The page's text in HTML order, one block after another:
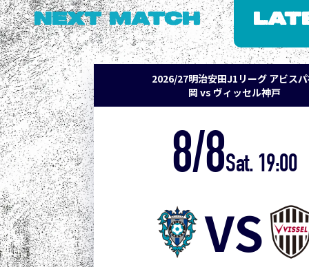
NEXT MATCH
2026/27明治安田J1リーグ アビス
岡 vs ヴィッセル神戸
8/8Sat. 19:00
VS